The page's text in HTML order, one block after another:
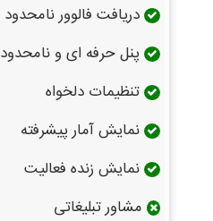
دریافت فالوور نامحدود
پنل حرفه ای و نامحدود
تنظیمات دلخواه
نمایش آمار پیشرفته
نمایش زنده فعالیت
مشاور تبلیغاتی